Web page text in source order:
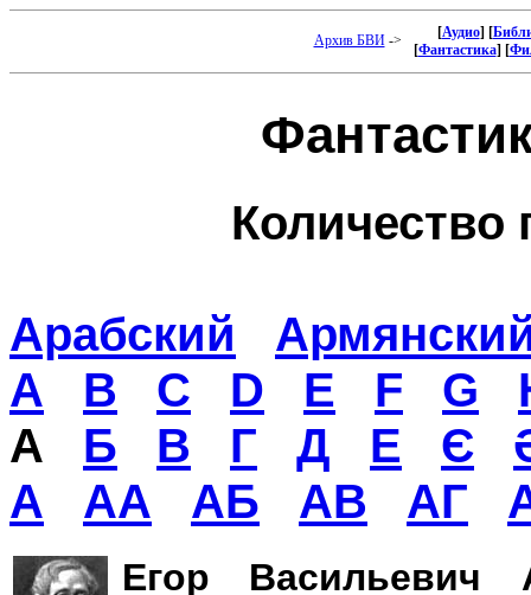
Архив БВИ-> [Аудио] [
[Фантастика] [
Количество
Арабский
A
B C D E F G
А Б В Г Д Е Є
А
АА АБ АВ АГ
Егор